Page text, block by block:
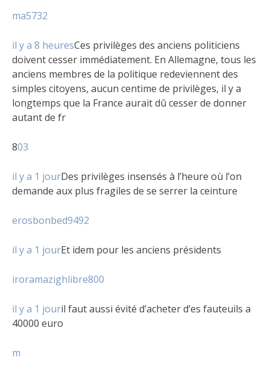
ma5732
il y a 8 heuresCes privilèges des anciens politiciens
doivent cesser immédiatement. En Allemagne, tous les
anciens membres de la politique redeviennent des
simples citoyens, aucun centime de privilèges, il y a
longtemps que la France aurait dû cesser de donner
autant de fr
803
il y a 1 jourDes privilèges insensés à l’heure où l’on
demande aux plus fragiles de se serrer la ceinture
erosbonbed9492
il y a 1 jourEt idem pour les anciens présidents
iroramazighlibre800
il y a 1 jouril faut aussi évité d’acheter d’es fauteuils a
40000 euro
m